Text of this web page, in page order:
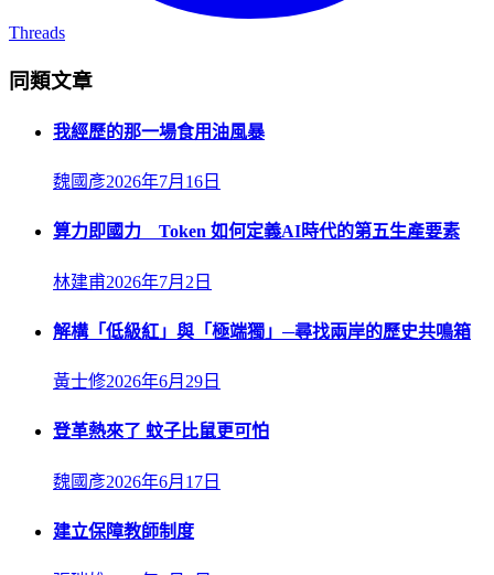
Threads
同類文章
我經歷的那一場食用油風暴
魏國彥2026年7月16日
算力即國力 Token 如何定義AI時代的第五生產要素
林建甫2026年7月2日
解構「低級紅」與「極端獨」─尋找兩岸的歷史共鳴箱
黃士修2026年6月29日
登革熱來了 蚊子比鼠更可怕
魏國彥2026年6月17日
建立保障教師制度